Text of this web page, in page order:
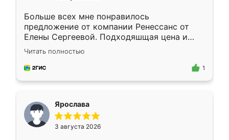
Больше всех мне понравилось
предложение от компании Ренессанс от
Елены Сергеевой. Подходяшщая цена и
короткие сроки изготовления. Приехавший
для замера сотрудник Владислав
предложил по моему эскизу самый
Читать полностью
1
Ярослава
3 августа 2026